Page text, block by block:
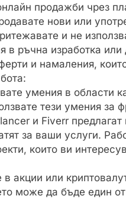
продажби чрез
нови или
и не
в ръчна изработка
и намаления,
умения в области
тези умения за
и Fiverr
за ваши услуги.
които ви
акции или
може да бъде един